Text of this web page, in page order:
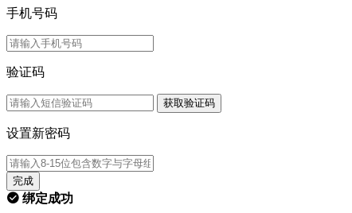
手机号码
验证码
获取验证码
设置新密码
完成
绑定成功